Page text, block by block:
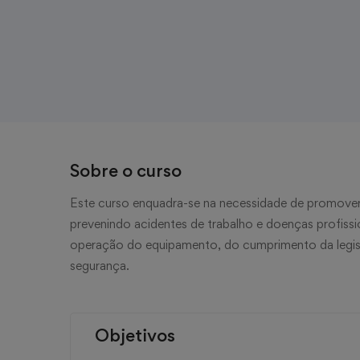
Sobre o curso
Este curso enquadra-se na necessidade de
prevenindo acidentes de trabalho e doenças
operação do equipamento, do cumprimento da
segurança.
Objetivos